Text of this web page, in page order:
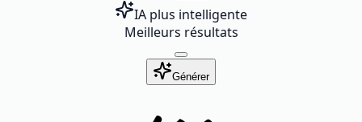
IA plus intelligente
Meilleurs résultats
Générer